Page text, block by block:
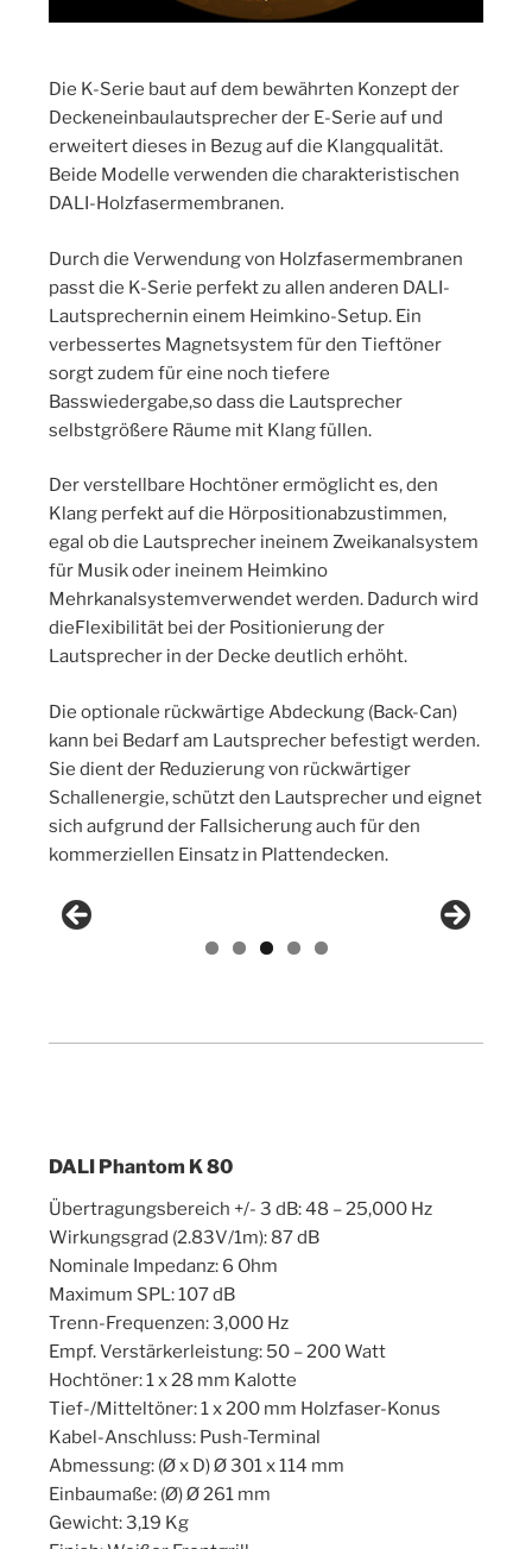
Die K-Serie baut auf dem bewährten Konzept der
Deckeneinbaulautsprecher der E-Serie auf und
erweitert dieses in Bezug auf die Klangqualität.
Beide Modelle verwenden die charakteristischen
DALI-Holzfasermembranen.
Durch die Verwendung von Holzfasermembranen
passt die K-Serie perfekt zu allen anderen DALI-
Lautsprechernin einem Heimkino-Setup. Ein
verbessertes Magnetsystem für den Tieftöner
sorgt zudem für eine noch tiefere
Basswiedergabe,so dass die Lautsprecher
selbstgrößere Räume mit Klang füllen.
Der verstellbare Hochtöner ermöglicht es, den
Klang perfekt auf die Hörpositionabzustimmen,
egal ob die Lautsprecher ineinem Zweikanalsystem
für Musik oder ineinem Heimkino
Mehrkanalsystemverwendet werden. Dadurch wird
dieFlexibilität bei der Positionierung der
Lautsprecher in der Decke deutlich erhöht.
Die optionale rückwärtige Abdeckung (Back-Can)
kann bei Bedarf am Lautsprecher befestigt werden.
Sie dient der Reduzierung von rückwärtiger
Schallenergie, schützt den Lautsprecher und eignet
sich aufgrund der Fallsicherung auch für den
kommerziellen Einsatz in Plattendecken.
DALI Phantom K 80
Übertragungsbereich +/- 3 dB: 48 – 25,000 Hz
Wirkungsgrad (2.83V/1m): 87 dB
Nominale Impedanz: 6 Ohm
Maximum SPL: 107 dB
Trenn-Frequenzen: 3,000 Hz
Empf. Verstärkerleistung: 50 – 200 Watt
Hochtöner: 1 x 28 mm Kalotte
Tief-/Mitteltöner: 1 x 200 mm Holzfaser-Konus
Kabel-Anschluss: Push-Terminal
Abmessung: (Ø x D) Ø 301 x 114 mm
Einbaumaße: (Ø) Ø 261 mm
Gewicht: 3,19 Kg